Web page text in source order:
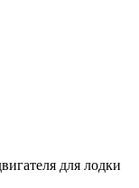
для лодки